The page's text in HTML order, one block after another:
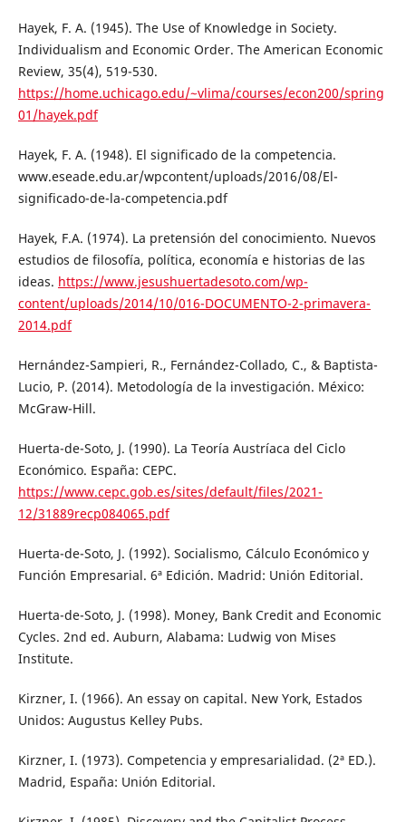
Hayek, F. A. (1945). The Use of Knowledge in Society.
Individualism and Economic Order. The American Economic
Review, 35(4), 519-530.
https://home.uchicago.edu/~vlima/courses/econ200/spring
01/hayek.pdf
Hayek, F. A. (1948). El significado de la competencia.
www.eseade.edu.ar/wpcontent/uploads/2016/08/El-
significado-de-la-competencia.pdf
Hayek, F.A. (1974). La pretensión del conocimiento. Nuevos
estudios de filosofía, política, economía e historias de las
ideas. https://www.jesushuertadesoto.com/wp-
content/uploads/2014/10/016-DOCUMENTO-2-primavera-
2014.pdf
Hernández-Sampieri, R., Fernández-Collado, C., & Baptista-
Lucio, P. (2014). Metodología de la investigación. México:
McGraw-Hill.
Huerta-de-Soto, J. (1990). La Teoría Austríaca del Ciclo
Económico. España: CEPC.
https://www.cepc.gob.es/sites/default/files/2021-
12/31889recp084065.pdf
Huerta-de-Soto, J. (1992). Socialismo, Cálculo Económico y
Función Empresarial. 6ª Edición. Madrid: Unión Editorial.
Huerta-de-Soto, J. (1998). Money, Bank Credit and Economic
Cycles. 2nd ed. Auburn, Alabama: Ludwig von Mises
Institute.
Kirzner, I. (1966). An essay on capital. New York, Estados
Unidos: Augustus Kelley Pubs.
Kirzner, I. (1973). Competencia y empresarialidad. (2ª ED.).
Madrid, España: Unión Editorial.